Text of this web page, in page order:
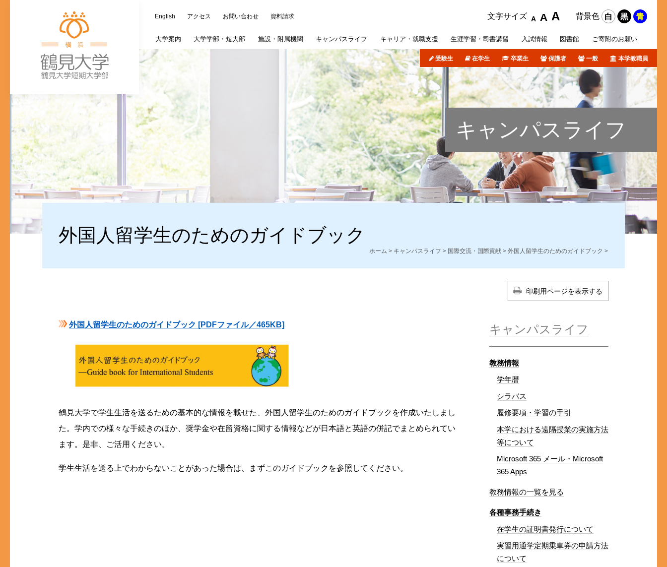
English アクセス お問い合わせ 資料請求 文字サイズ A A A 背景色 白 黒 青
大学案内 大学学部・短大部 施設・ 附属機関 キャンパス ライフ キャリア・ 就職支援 生涯学習・司書講習 入試情報 図書館 ご寄附のお願い
学長室 産学連携・研究シーズ ポリシー等 個人情報について
ご寄付のお願い 同窓会 公式SNS
歯学部 短期大学部 短期大学部専攻科
大学施設 病院・学校
教務情報 学納金 奨学金 学生生活サポート 障がい学生支援 課外活動
入学式・卒業式 国際交流・国際貢献
キャリア支援課について 在学生の皆さんへ 採用ご担当者様へ 各種データ 卒業生の皆さんへ
個人情報の取り扱いについて
つるみ連携カレッジ 司書講習・司書補講習
オープンキャンパス・イベント 歯学部入試概要 文学部入試概要 短期大学部入試概要
歯学研究科入試概要 文学研究科入試概要 専攻科入試概要 TSURUMI CHANNEL
(新入生対象)奨学生制度 募集要項 インターネット出願 公式SNS
蔵書検索（OPAC) 学認サービス 図書館オリジナルホームページ 図書館ブログ
ご寄附の種類
受験生 在学生 卒業生 保護者 一般 本学教職員
キャンパスライフ
外国人留学生のためのガイドブック
ホーム > キャンパスライフ > 国際交流・国際貢献 >外国人留学生のためのガイドブック >
印刷用ページを表示する
外国人留学生のためのガイドブック [PDFファイル／465KB]
鶴見大学で学生生活を送るための基本的な情報を載せた、外国人留学生のためのガイドブックを作成いたしまし
た。学内での様々な手続きのほか、奨学金や在留資格に関する情報などが日本語と英語の併記でまとめられてい
ます。是非、ご活用ください。
学生生活を送る上でわからないことがあった場合は、まずこのガイドブックを参照してください。
キャンパスライフ
教務情報
学年暦
シラバス
履修要項・学習の手引
本学における遠隔授業の実施方法
等について
Microsoft 365 メール・Microsoft
365 Apps
教務情報の一覧を見る
各種事務手続き
在学生の証明書発行について
実習用通学定期乗車券の申請方法
について